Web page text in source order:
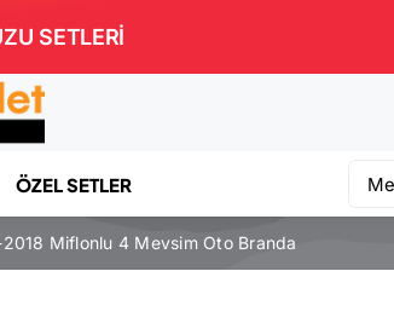
SETLERİ
ÖZEL SETLER Ara:
Miflonlu 4 Mevsim Oto Branda